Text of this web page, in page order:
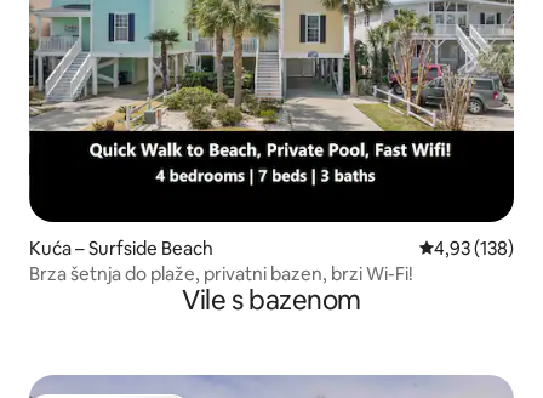
Kuća – Surfside Beach Prosječna
4,93 (138)
Brza šetnja do plaže, privatni bazen, brzi Wi-Fi!
Vile s bazenom